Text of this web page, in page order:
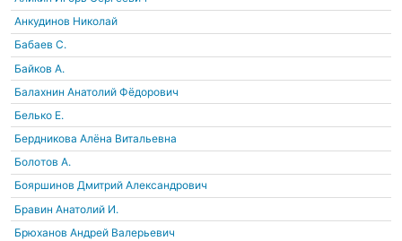
Анкудинов Николай
Бабаев С.
Байков А.
Балахнин Анатолий Фёдорович
Белько Е.
Бердникова Алёна Витальевна
Болотов А.
Бояршинов Дмитрий Александрович
Бравин Анатолий И.
Брюханов Андрей Валерьевич